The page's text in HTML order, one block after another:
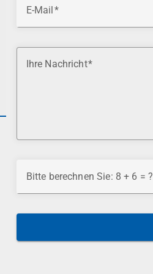
E-Mail
Ihre Nachricht
Bitte berechnen Sie: 8 + 6 = ?